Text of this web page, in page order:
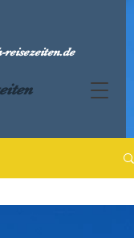
reisezeiten.de